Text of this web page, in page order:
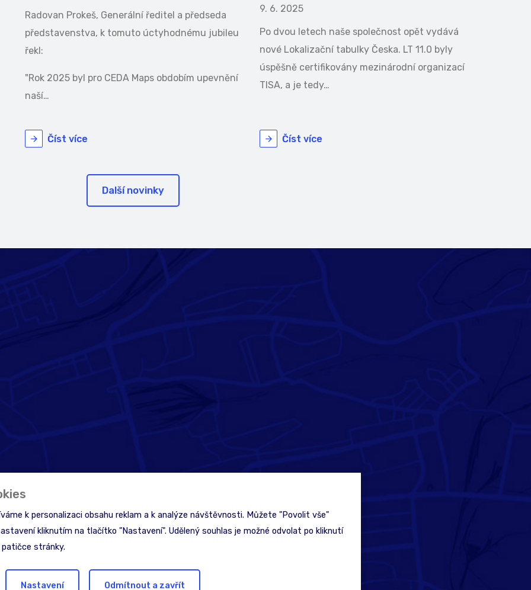
Radovan Prokeš, Generální ředitel a předseda
představenstva, k tomuto úctyhodnému jubileu
řekl:
"Rok 2025 byl pro CEDA Maps obdobím upevnění
naší…
Číst více
9. 6. 2025
Po dvou letech naše společnost opět vydává
nové Lokalizační tabulky Česka. LT 11.0 byly
úspěšně certifikovány mezinárodní organizací
TISA, a je tedy…
Číst více
Další novinky
k personalizaci obsahu reklam a k analýze návštěvnosti. Můžete "Povolit vše"
kliknutím na tlačítko "Nastavení". Udělený souhlas je možné odvolat po kliknutí
patičce stránky.
Nastavení Odmítnout a zavřít